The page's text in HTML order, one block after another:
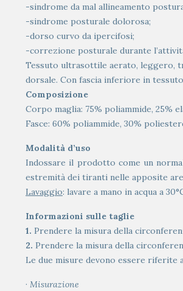
-sindrome da mal allineamento
-sindrome posturale dolorosa;
-dorso curvo da ipercifosi;
-correzione posturale durante
Tessuto ultrasottile aerato, leggero,
dorsale. Con fascia inferiore in
Composizione
Corpo maglia: 75% poliammide, 25%
Fasce: 60% poliammide, 30%
Modalità d’uso
Indossare il prodotto come un
estremità dei tiranti nelle apposite
Lavaggio: lavare a mano in acqua a
Informazioni sulle taglie
1. Prendere la misura della
2. Prendere la misura della
Le due misure devono essere riferite
· Misurazione